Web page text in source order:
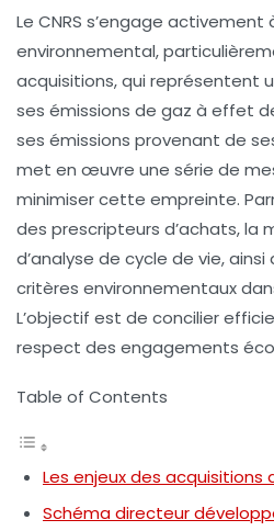
Le CNRS s’engage
environnemental,
acquisitions, qui représentent
ses émissions de gaz à effet
ses émissions provenant de
met en œuvre une série de
minimiser cette empreinte.
des prescripteurs d’achats, la
d’analyse de cycle de vie,
critères environnementaux
L’objectif est de concilier
respect des engagements
Table of Contents
Les enjeux des acquisitions
Schéma directeur